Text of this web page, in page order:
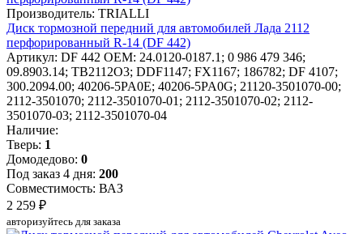
Производитель: TRIALLI
Диск тормозной передний для автомобилей Лада 2112
перфорированный R-14 (DF 442)
Артикул: DF 442 OEM: 24.0120-0187.1; 0 986 479 346;
09.8903.14; TB2112O3; DDF1147; FX1167; 186782; DF 4107;
300.2094.00; 40206-5PA0E; 40206-5PA0G; 21120-3501070-00;
2112-3501070; 2112-3501070-01; 2112-3501070-02; 2112-
3501070-03; 2112-3501070-04
Наличие:
Тверь: 1
Домодедово: 0
Под заказ 4 дня: 200
Совместимость: ВАЗ
2 259 ₽
авторизуйтесь для заказа